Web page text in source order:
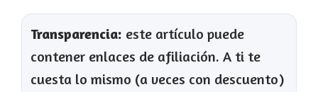
Transparencia: este artículo puede
contener enlaces de afiliación. A ti te
cuesta lo mismo (a veces con descuento)